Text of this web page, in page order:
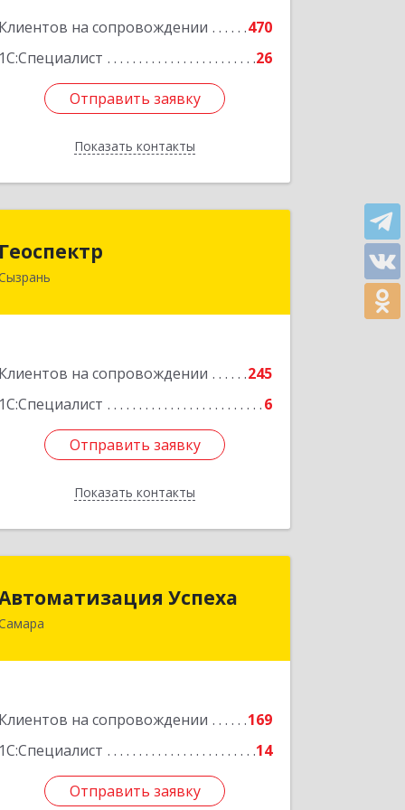
Клиентов на сопровождении
470
1С:Специалист
26
Отправить заявку
Показать контакты
Отправить заявку
Назад
Геоспектр
Клиентов на сопровождении
245
1С:Специалист
6
Отправить заявку
Показать контакты
446001, Самарская обл, Сызрань г,
Отправить заявку
Назад
Успеха
Клиентов на сопровождении
169
1С:Специалист
14
Отправить заявку
443011, Самарская обл, Самара г, 22
Отправить заявку